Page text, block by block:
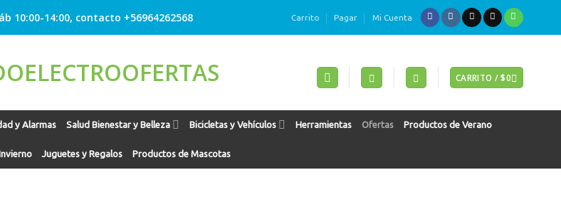
10:00-14:00, contacto +56964262568 Carrito Pagar Mi Cuenta
CARRITO /$0
y Alarmas Salud Bienestar y Belleza Bicicletas y Vehículos Herramientas Ofertas Productos de Verano
Juguetes y Regalos Productos de Mascotas